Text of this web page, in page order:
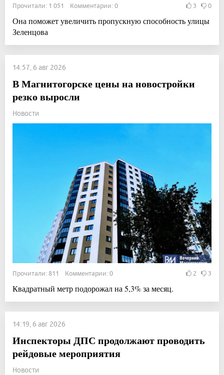
Прочитали: 1 051 Комментарии: 0 3 0
Она поможет увеличить пропускную способность улицы
Зеленцова
14:57, 6 авг 2026
В Магнитогорске цены на новостройки
резко выросли
Новости
Прочитали: 811 Комментарии: 0 2 3
Квадратный метр подорожал на 5,3% за месяц.
14:19, 6 авг 2026
Инспекторы ДПС продолжают проводить
рейдовые мероприятия
Новости